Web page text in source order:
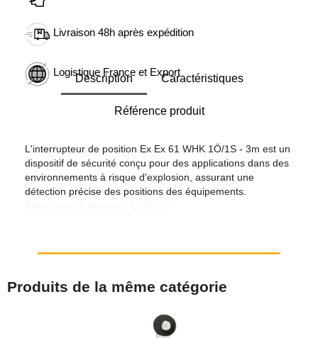
Livraison 48h après expédition
Logistique France et Export
Description Caractéristiques
Référence produit
L'interrupteur de position Ex Ex 61 WHK 1Ö/1S - 3m est un
dispositif de sécurité conçu pour des applications dans des
environnements à risque d'explosion, assurant une
détection précise des positions des équipements.
Produits de la même catégorie